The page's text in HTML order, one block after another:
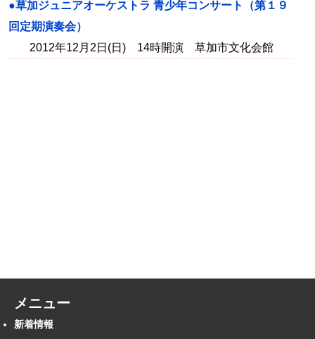
●草加ジュニアオーケストラ 青少年コンサート（第１９
回定期演奏会）
2012年12月2日(日) 14時開演 草加市文化会館
メニュー
新着情報